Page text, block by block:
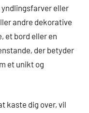
yndlingsfarver eller
andre dekorative
et bord eller en
der betyder
et unikt og
kaste dig over, vil